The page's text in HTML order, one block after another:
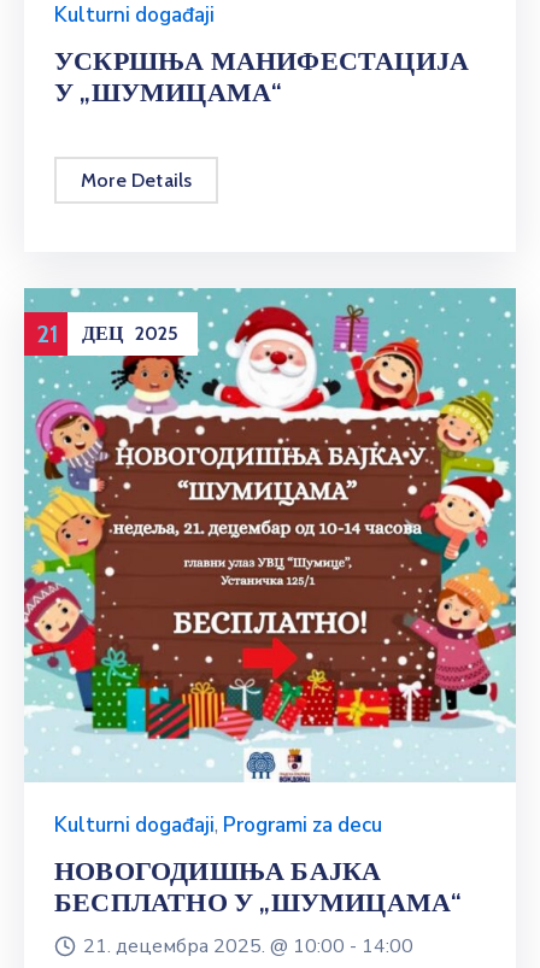
Kulturni događaji
УСКРШЊА МАНИФЕСТАЦИЈА
У „ШУМИЦАМА“
More Details
21 ДЕЦ 2025
Kulturni događaji, Programi za decu
НОВОГОДИШЊА БАЈКА
БЕСПЛАТНО У „ШУМИЦАМА“
21. децембра 2025. @ 10:00 - 14:00